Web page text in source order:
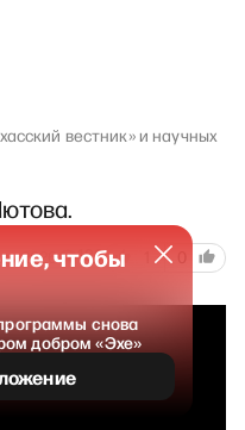
вестник» и научных
2026 129
чтобы
снова
добром «Эхе»